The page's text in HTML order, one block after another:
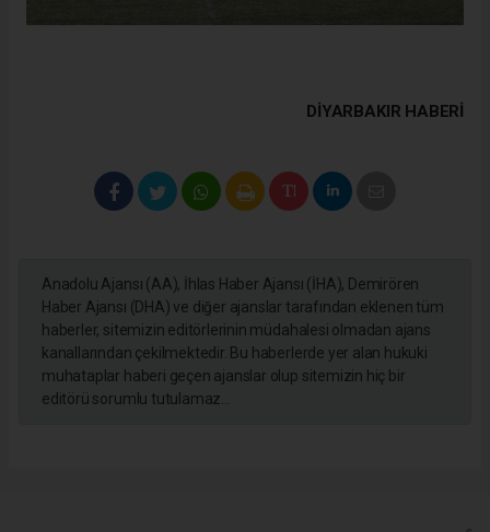
DIYARBAKIR HABERİ
Anadolu Ajansı (AA), İhlas Haber Ajansı (İHA), Demirören
Haber Ajansı (DHA) ve diğer ajanslar tarafından eklenen tüm
haberler, sitemizin editörlerinin müdahalesi olmadan ajans
kanallarından çekilmektedir. Bu haberlerde yer alan hukuki
muhataplar haberi geçen ajanslar olup sitemizin hiç bir
editörü sorumlu tutulamaz...